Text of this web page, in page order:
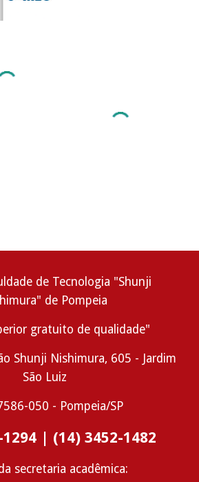
de Tecnologia "Shunji
de Pompeia
gratuito de qualidade"
Shunji Nishimura, 605 - Jardim
São Luiz
050 - Pompeia/SP
| (14) 3452-1482
secretaria acadêmica: